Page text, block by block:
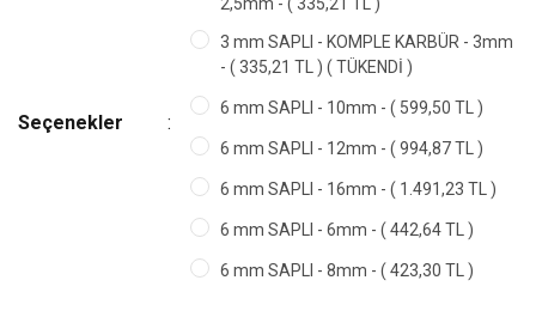
Seçenekler
3 mm SAPLI - KOMPLE KARBÜR - 3mm
- ( 335,21 TL ) ( TÜKENDİ )
6 mm SAPLI - 10mm - ( 599,50 TL )
6 mm SAPLI - 12mm - ( 994,87 TL )
6 mm SAPLI - 16mm - ( 1.491,23 TL )
6 mm SAPLI - 6mm - ( 442,64 TL )
6 mm SAPLI - 8mm - ( 423,30 TL )